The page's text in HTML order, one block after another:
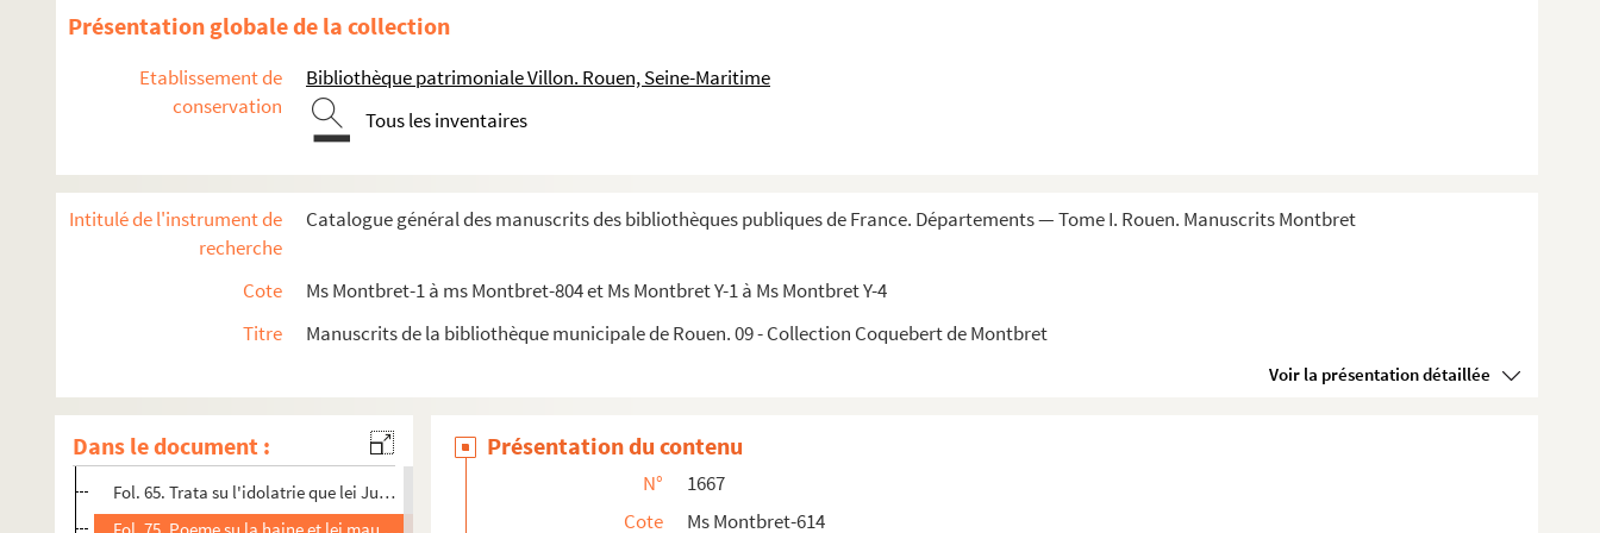
Présentation globale de la collection
Etablissement de
conservation
Bibliothèque patrimoniale Villon. Rouen, Seine-Maritime
Tous les inventaires
Intitulé de l'instrument de
recherche
Catalogue général des manuscrits des bibliothèques publiques de France. Départements — Tome I. Rouen. Manuscrits Montbret
Cote
Ms Montbret-1 à ms Montbret-804 et Ms Montbret Y-1 à Ms Montbret Y-4
Titre
Manuscrits de la bibliothèque municipale de Rouen. 09 - Collection Coquebert de Montbret
Voir la présentation détaillée
Dans le document :
Ms Montbret-604. Mémoire abrégé sur l'état de la province d'Alsace, par Schweigheüser, notaire apostolique
Ms Montbret-605. Principes et méthode à suivre pour établir avec succès une manufacture de porcelaine, ditte vulgaire...
Ms Montbret-606. De la connoissance des médailles
Ms Montbret-608. Le plaid général, c'est-à-dire les loix et coûtumes de la cité et bailliage de Lausanne, contenus au...
Ms Montbret-609. Loix et ordonnances du concistoire de la ville de Berne tant pour les causes matrimoniales que châti...
Ms Montbret-611. Mémoires pour servir à l'histoire du Publicanisme moderne. Biographie des Fermiers généraux de 1721 ...
Ms Montbret-612. [Titre absent ou non renseigné]
Ms Montbret-614. Poeme sur la vengude de Jesu-Chrit...
Fol. 49. Poeme per desabuza lei Jusiou su la fausse esperance qu'an de la vengude dou Messie glourioux...
Fol. 65. Trata su l'idolatrie que lei Jusiou attribuon ei Chrestian en tenen et hounouren les image
Présentation du contenu
N°
1667
Cote
Ms Montbret-614